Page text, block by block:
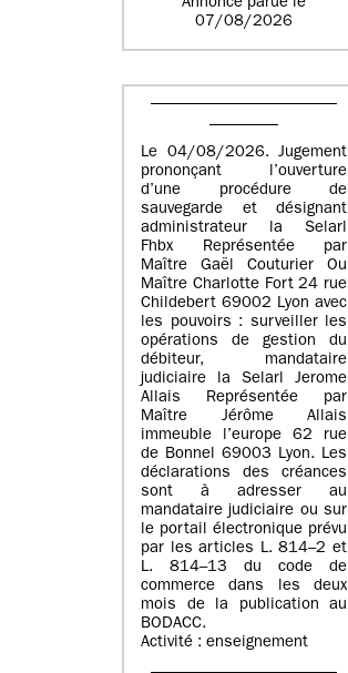
Annonce parue le
07/08/2026
Le 04/08/2026. Jugement
prononçant l’ouverture
d’une procédure de
sauvegarde et désignant
administrateur la Selarl
Fhbx Représentée par
Maître Gaël Couturier Ou
Maître Charlotte Fort 24 rue
Childebert 69002 Lyon avec
les pouvoirs : surveiller les
opérations de gestion du
débiteur, mandataire
judiciaire la Selarl Jerome
Allais Représentée par
Maître Jérôme Allais
immeuble l’europe 62 rue
de Bonnel 69003 Lyon. Les
déclarations des créances
sont à adresser au
mandataire judiciaire ou sur
le portail électronique prévu
par les articles L. 814–2 et
L. 814–13 du code de
commerce dans les deux
mois de la publication au
BODACC.
Activité : enseignement